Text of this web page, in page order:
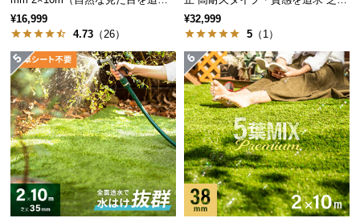
サ
ー
ビ
ス
に
つ
い
て
搬
入
求・U字ピン付属）
¥16,999
4.73 （26）
35mm 2×10m
¥32,999
5 （1）